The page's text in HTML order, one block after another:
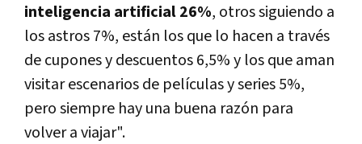
inteligencia artificial 26%, otros siguiendo a
los astros 7%, están los que lo hacen a través
de cupones y descuentos 6,5% y los que aman
visitar escenarios de películas y series 5%,
pero siempre hay una buena razón para
volver a viajar".